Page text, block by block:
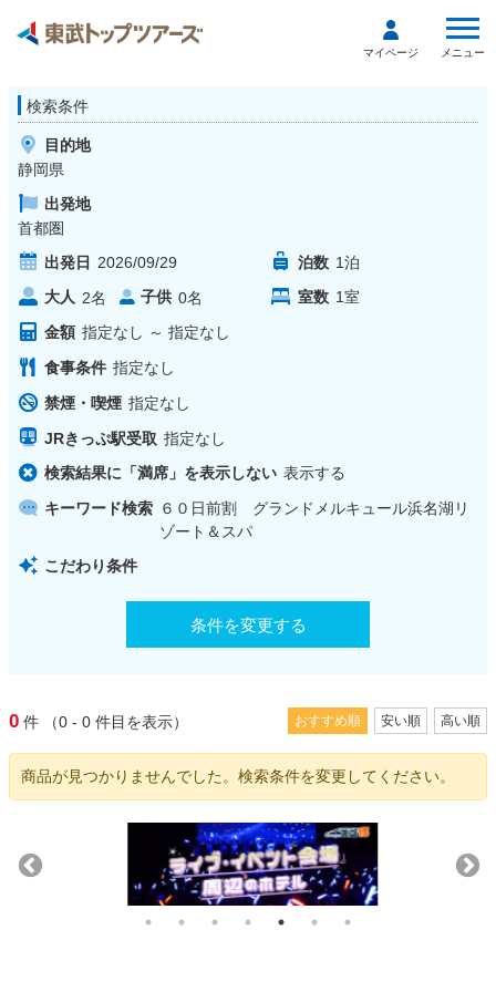
マイページ メニュー
検索条件
目的地
静岡県
出発地
首都圏
出発日 2026/09/29 泊数 1泊
大人 2名 子供 0名 室数 1室
金額 指定なし ～ 指定なし
食事条件 指定なし
禁煙・喫煙 指定なし
JRきっぷ駅受取 指定なし
検索結果に「満席」を表示しない 表示する
キーワード検索 ６０日前割 グランドメルキュール浜名湖リ
ゾート＆スパ
こだわり条件
条件を変更する
0 件 （0 - 0 件目を表示） おすすめ順 安い順 高い順
商品が見つかりませんでした。検索条件を変更してください。